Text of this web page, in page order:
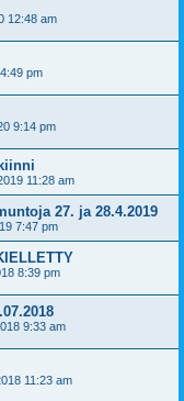
12:48 am
pm
9:14 pm
11:28 am
27. ja 28.4.2019
7:47 pm
8:39 pm
9:33 am
11:23 am